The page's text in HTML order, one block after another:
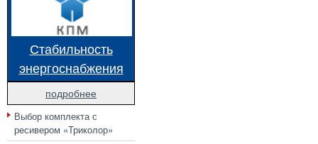
Стабильность
энергоснабжения
подробнее
Выбор комплекта с
ресивером «Триколор»